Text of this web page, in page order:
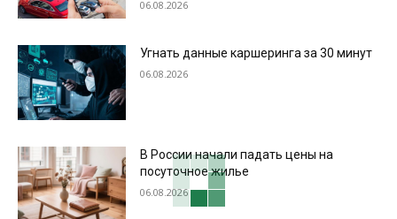
06.08.2026
Угнать данные каршеринга за 30 минут
06.08.2026
В России начали падать цены на
посуточное жилье
06.08.2026